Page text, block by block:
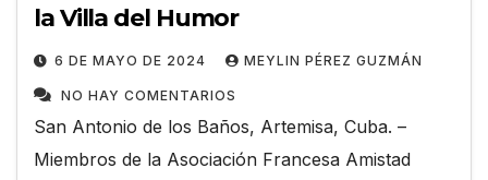
la Villa del Humor
6 DE MAYO DE 2024 MEYLIN PÉREZ GUZMÁN
NO HAY COMENTARIOS
San Antonio de los Baños, Artemisa, Cuba. –
Miembros de la Asociación Francesa Amistad